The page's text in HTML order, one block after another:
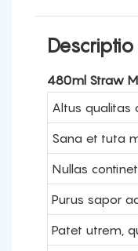
Descriptio
480ml Straw
Altus qualitas
Sana et tuta
Nullas
Purus sapor
Patet utrem,